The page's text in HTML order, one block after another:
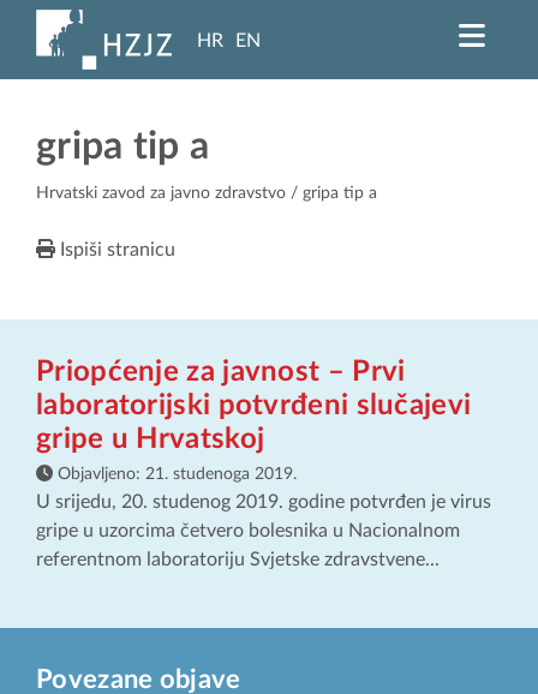
HR EN
gripa tip a
Hrvatski zavod za javno zdravstvo / gripa tip a
Ispiši stranicu
Priopćenje za javnost – Prvi
laboratorijski potvrđeni slučajevi
gripe u Hrvatskoj
Objavljeno: 21. studenoga 2019.
U srijedu, 20. studenog 2019. godine potvrđen je virus
gripe u uzorcima četvero bolesnika u Nacionalnom
referentnom laboratoriju Svjetske zdravstvene...
Povezane objave